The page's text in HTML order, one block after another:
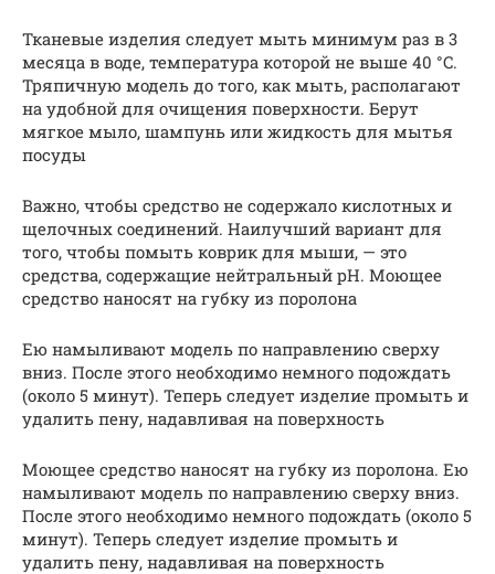
Тканевые изделия следует мыть минимум раз в 3
месяца в воде, температура которой не выше 40 °C.
Тряпичную модель до того, как мыть, располагают
на удобной для очищения поверхности. Берут
мягкое мыло, шампунь или жидкость для мытья
посуды
Важно, чтобы средство не содержало кислотных и
щелочных соединений. Наилучший вариант для
того, чтобы помыть коврик для мыши, — это
средства, содержащие нейтральный pH. Моющее
средство наносят на губку из поролона
Ею намыливают модель по направлению сверху
вниз. После этого необходимо немного подождать
(около 5 минут). Теперь следует изделие промыть и
удалить пену, надавливая на поверхность
Моющее средство наносят на губку из поролона. Ею
намыливают модель по направлению сверху вниз.
После этого необходимо немного подождать (около 5
минут). Теперь следует изделие промыть и
удалить пену, надавливая на поверхность